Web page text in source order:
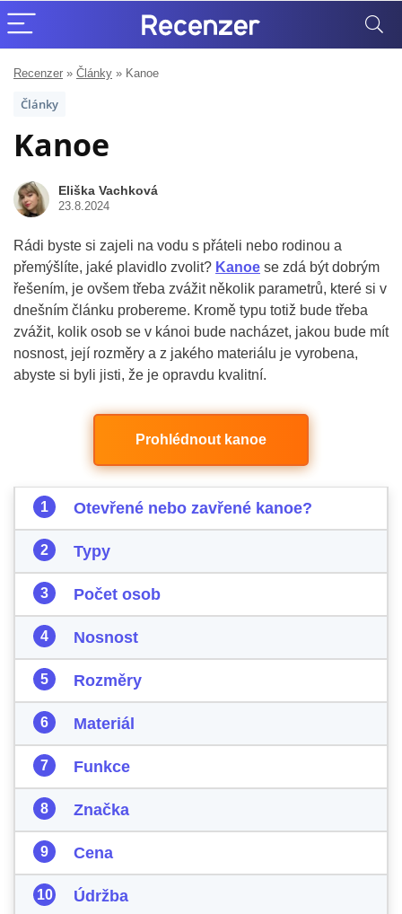
Recenzer » Články » Kanoe
Články
Kanoe
Eliška Vachková
23.8.2024
Rádi byste si zajeli na vodu s přáteli nebo rodinou a
přemýšlíte, jaké plavidlo zvolit? Kanoe se zdá být dobrým
řešením, je ovšem třeba zvážit několik parametrů, které si v
dnešním článku probereme. Kromě typu totiž bude třeba
zvážit, kolik osob se v kánoi bude nacházet, jakou bude mít
nosnost, její rozměry a z jakého materiálu je vyrobena,
abyste si byli jisti, že je opravdu kvalitní.
Prohlédnout kanoe
Otevřené nebo zavřené kanoe?
Typy
Počet osob
Nosnost
Rozměry
Materiál
Funkce
Značka
Cena
Údržba